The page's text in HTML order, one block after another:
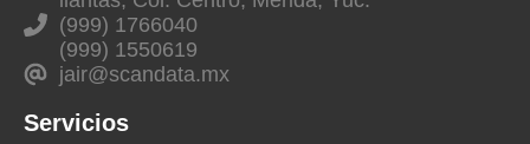
(999) 1766040
(999) 1550619
jair@scandata.mx
Servicios